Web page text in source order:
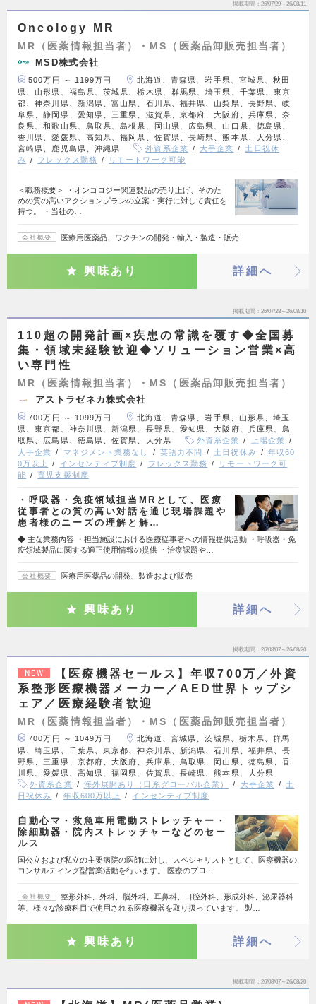
掲載期間 26/07/29～26/08/11
Oncology MR
MR（医薬情報担当者）・MS（医薬品卸販売担当者）
MSD株式会社
500万円 ～ 1199万円
北海道、青森県、岩手県、宮城県、秋田
県、山形県、福島県、茨城県、栃木県、群馬県、埼玉県、千葉県、東京
都、神奈川県、新潟県、富山県、石川県、福井県、山梨県、長野県、岐
阜県、静岡県、愛知県、三重県、滋賀県、京都府、大阪府、兵庫県、奈
良県、和歌山県、鳥取県、島根県、岡山県、広島県、山口県、徳島県、
香川県、愛媛県、高知県、福岡県、佐賀県、長崎県、熊本県、大分県、
宮崎県、鹿児島県、沖縄県
外資系企業 大手企業
土日祝休
み
フレックス勤務 リモートワーク可能
＜職務概要＞ ・オンコロジー関連製品の売り上げ、そのた
めの質の高いアクションプランの立案・実行に対して責任を
持つ。 ・当社の…
会社概要 医療用医薬品、ワクチンの開発・輸入・製造・販売
興味あり 詳細へ
掲載期間 26/07/28～26/08/10
110超の開発計画×疾患の常識を覆す◆全国募
集・領域未経験歓迎◆ソリューション営業×高
い専門性
MR（医薬情報担当者）・MS（医薬品卸販売担当者）
アストラゼネカ株式会社
700万円 ～ 1099万円
北海道、青森県、岩手県、山形県、埼玉
県、東京都、神奈川県、新潟県、長野県、愛知県、大阪府、兵庫県、鳥
取県、広島県、徳島県、佐賀県、大分県
外資系企業
上場企業
大手企業
マネジメント業務なし 英語力不問 土日祝休み
年収60
0万以上
インセンティブ制度 フレックス勤務
リモートワーク可
能
育児支援制度
・呼吸器・免疫領域担当MRとして、医療
従事者との質の高い対話を通じ現場課題や
患者様のニーズの理解と解…
◆ 主な業務内容 ・担当施設における医療従事者への情報提供活動 ・呼吸器・免
疫領域製品に関する適正使用情報の提供 ・治療課題や…
会社概要 医療用医薬品の開発、製造および販売
興味あり 詳細へ
掲載期間 26/08/07～26/08/20
NEW
【医療機器セールス】年収700万／外資
系整形医療機器メーカー／AED世界トップシ
ェア／医療経験者歓迎
MR（医薬情報担当者）・MS（医薬品卸販売担当者）
700万円 ～ 1049万円
北海道、宮城県、茨城県、栃木県、群馬
県、埼玉県、千葉県、東京都、神奈川県、新潟県、石川県、福井県、長
野県、三重県、京都府、大阪府、兵庫県、鳥取県、岡山県、徳島県、香
川県、愛媛県、高知県、福岡県、佐賀県、長崎県、熊本県、大分県
外資系企業
海外展開あり（日系グローバル企業） 大手企業
土
日祝休み
年収600万以上 インセンティブ制度
自動心マ・救急車用電動ストレッチャー・
除細動器・院内ストレッチャーなどのセー
ルス
国公立および私立の主要病院の医師に対し、スペシャリストとして、医療機器の
コンサルティング型営業活動を行います。 医療のプロ…
会社概要
整形外科、外科、脳外科、耳鼻科、口腔外科、形成外科、泌尿器科
等、様々な診療科目で使用される医療機器を取り扱っています。 製…
興味あり 詳細へ
掲載期間 26/08/07～26/08/20